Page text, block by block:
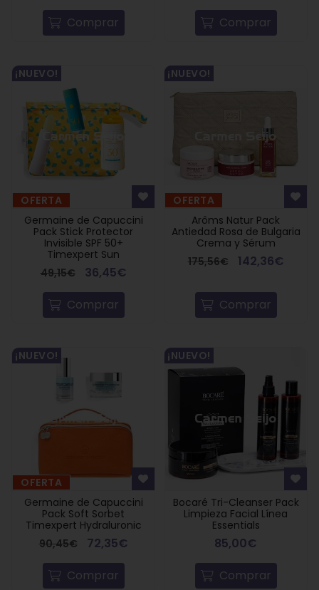
Comprar
Comprar
OFERTA
¡NUEVO!
Germaine de Capuccini
Pack Stick Protector
Invisible SPF 50+
Timexpert Sun
49,15€
36,45€
Comprar
OFERTA
¡NUEVO!
Arôms Natur Pack
Antiedad Rosa de Bulgaria
Crema y Sérum
175,56€
142,36€
Comprar
OFERTA
¡NUEVO!
Germaine de Capuccini
Pack Soft Sorbet
Timexpert Hydraluronic
90,45€
72,35€
Comprar
¡NUEVO!
Bocaré Tri-Cleanser Pack
Limpieza Facial Línea
Essentials
85,00€
Comprar